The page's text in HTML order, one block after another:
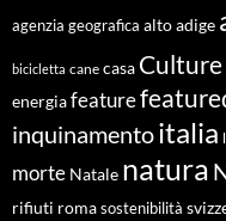
agenzia geografica alto adige
bicicletta cane casa Culture
energiafeature
inquinamentoitalia
morte Natale natura
rifiuti roma sostenibilità